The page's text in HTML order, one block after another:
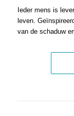
Ieder mens is
leven.
van de schaduw